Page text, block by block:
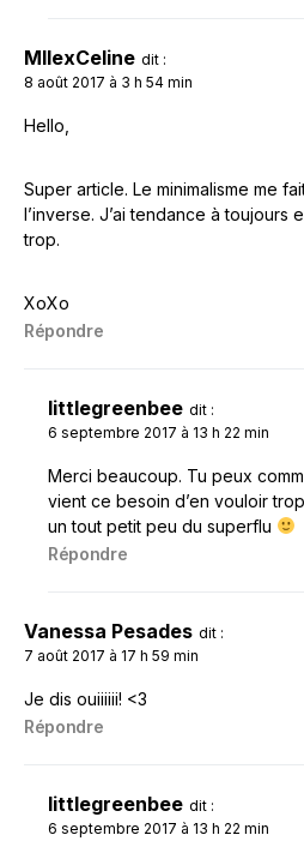
MllexCeline dit :
8 août 2017 à 3 h 54 min
Hello,
Super article. Le minimalisme me
l’inverse. J’ai tendance à toujours
trop.
XoXo
Répondre
littlegreenbee dit :
6 septembre 2017 à 13 h 22 min
Merci beaucoup. Tu peux
vient ce besoin d’en vouloir
un tout petit peu du superflu
Répondre
Vanessa Pesades dit :
7 août 2017 à 17 h 59 min
Je dis ouiiiiii! <3
Répondre
littlegreenbee dit :
6 septembre 2017 à 13 h 22 min